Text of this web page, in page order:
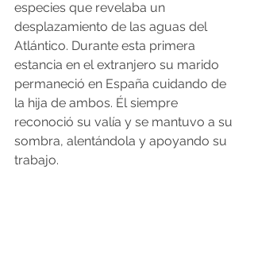
especies que revelaba un
desplazamiento de las aguas del
Atlántico. Durante esta primera
estancia en el extranjero su marido
permaneció en España cuidando de
la hija de ambos. Él siempre
reconoció su valía y se mantuvo a su
sombra, alentándola y apoyando su
trabajo.